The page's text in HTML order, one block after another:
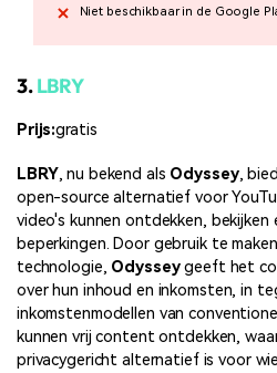
Niet beschikbaar in de Google
3.LBRY
Prijs:gratis
LBRY, nu bekend als Odyssey,
open-source alternatief voor
video's kunnen ontdekken,
beperkingen. Door gebruik te
technologie, Odysseygeeft het
over hun inhoud en inkomsten, in
inkomstenmodellen van
kunnen vrij content ontdekken,
privacygericht alternatief is voor